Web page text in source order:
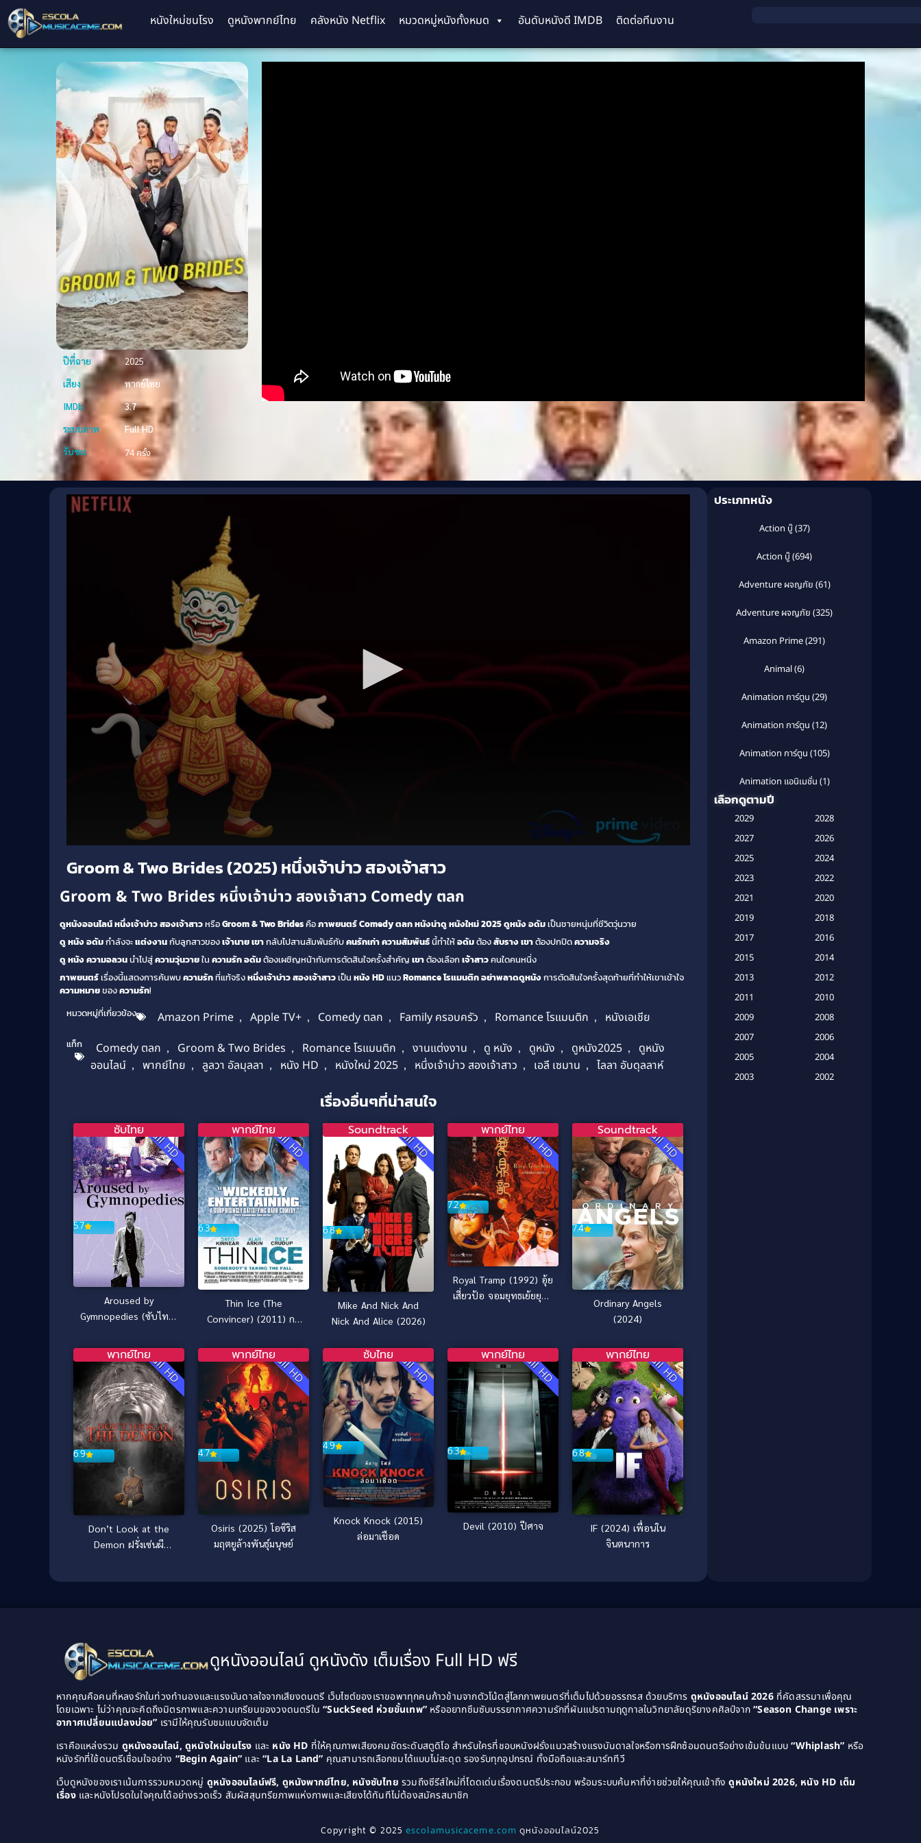
หนังใหม่ชนโรง ดูหนังพากย์ไทย คลังหนัง Netflix หมวดหมู่หนังทั้งหมด อันดับหนังดี IMDB ติดต่อทีมงาน
ปีที่ฉาย
2025
เสียง
พากย์ไทย
IMDb
3.7
ระบบภาพ
Full HD
รับชม
74 ครั้ง
90%
Groom & Two Brides (2025) หนึ่งเจ้าบ่าว สองเจ้าสาว
Groom & Two Brides หนึ่งเจ้าบ่าว สองเจ้าสาว Comedy ตลก
ดูหนังออนไลน์ หนึ่งเจ้าบ่าว สองเจ้าสาวหรือGroom & Two Bridesคือภาพยนตร์Comedy ตลกหนังน่าดู หนังใหม่ 2025ดูหนังอดัมเป็นชายหนุ่มที่ชีวิตวุ่นวาย
ดู หนังอดัมกำลังจะแต่งงานกับลูกสาวของเจ้านายเขากลับไปสานสัมพันธ์กับคนรักเก่าความสัมพันธ์นี้ทำให้อดัมต้องสับรางเขาต้องปกปิดความจริง
ดู หนังความอลวนนำไปสู่ความวุ่นวายใน ความรักอดัมต้องเผชิญหน้ากับการตัดสินใจครั้งสำคัญ เขาต้องเลือกเจ้าสาวคนใดคนหนึ่ง
ภาพยนตร์เรื่องนี้แสดงการค้นพบความรักที่แท้จริงหนึ่งเจ้าบ่าว สองเจ้าสาวเป็น หนัง HDแนวRomance โรแมนติกอย่าพลาดดูหนังการตัดสินใจครั้งสุดท้ายที่ทำให้เขาเข้าใจ
ความหมายของความรัก!
หมวดหมู่ที่เกี่ยวข้อง
Amazon Prime , Apple TV+ , Comedy ตลก , Family ครอบครัว , Romance โรแมนติก , หนังเอเชีย
แท็ก Comedy ตลก , Groom & Two Brides , Romance โรแมนติก , งานแต่งงาน , ดู หนัง , ดูหนัง , ดูหนัง2025 ,
ดูหนัง
ออนไลน์ , พากย์ไทย , ลูลวา อัลมุลลา , หนัง HD , หนังใหม่ 2025 , หนึ่งเจ้าบ่าว สองเจ้าสาว , เอลี เซมาน , ไลลา อับดุลลาห์
เรื่องอื่นๆที่น่าสนใจ
Full HD
5.7
ซับไทย
Aroused by
Gymnopedies (ซับไทย)
Full HD
6.3
พากย์ไทย
Thin Ice (The
Convincer) (2011) กล
ฝัน
Full HD
6.8
Soundtrack
Mike And Nick And
Nick And Alice (2026)
Full HD
7.2
พากย์ไทย
Royal Tramp (1992) อุ้ย
เสี่ยวป้อ จอมยุทธเย้ยยุทธ
Full HD
7.4
Soundtrack
Ordinary Angels
(2024)
Full HD
6.9
พากย์ไทย
Don’t Look at the
Demon ฝรั่งเซ่นผี
Full HD
4.7
พากย์ไทย
Osiris (2025) โอซิริส
มฤตยูล้างพันธุ์มนุษย์
Full HD
4.9
ซับไทย
Knock Knock (2015)
ล่อมาเชือด
Full HD
6.3
พากย์ไทย
Devil (2010) ปีศาจ
Full HD
6.8
พากย์ไทย
IF (2024) เพื่อนใน
จินตนาการ
ประเภทหนัง
Action บู๊(37)
Action บู๊(694)
Adventure ผจญภัย (61)
Adventure ผจญภัย (325)
Amazon Prime(291)
Animal(6)
Animation การ์ตูน (29)
Animation การ์ตูน (12)
Animation การ์ตูน (105)
Animation แอนิเมชั่น (1)
(120)
Based on a True Story สร้างจาก
Based on a True Story เรื่องจริง
Based on a True Story เรื่องจริง
Based on Novel (6)
Detective สืบสวน(40)
Disney+(42)
Documentary สารคดี (4)
เลือกดูตามปี
2029
2028
2027
2026
2025
2024
2023
2022
2021
2020
2019
2018
2017
2016
2015
2014
2013
2012
2011
2010
2009
2008
2007
2006
2005
2004
2003
2002
ดูหนังออนไลน์ ดูหนังดัง เต็มเรื่อง Full HD ฟรี
หากคุณคือคนที่หลงรักในท่วงทำนองและแรงบันดาลใจจากเสียงดนตรี เว็บไซต์ของเราขอพาทุกคนก้าวข้ามจากตัวโน้ตสู่โลกภาพยนตร์ที่เต็มไปด้วยอรรถรส ด้วยบริการ ดูหนังออนไลน์ 2026ที่คัดสรรมาเพื่อคุณ
โดยเฉพาะ ไม่ว่าคุณจะคิดถึงมิตรภาพและความเกรียนของวงดนตรีใน“SuckSeed ห่วยขั้นเทพ” หรืออยากซึมซับบรรยากาศความรักที่ผันแปรตามฤดูกาลในวิทยาลัยดุริยางคศิลป์จาก“Season Change เพราะ
อากาศเปลี่ยนแปลงบ่อย” เรามีให้คุณรับชมแบบจัดเต็ม
เราคือแหล่งรวม ดูหนังออนไลน์, ดูหนังใหม่ชนโรง และ หนัง HD ที่ให้คุณภาพเสียงคมชัดระดับสตูดิโอ สำหรับใครที่ชอบหนังฝรั่งแนวสร้างแรงบันดาลใจหรือการฝึกซ้อมดนตรีอย่างเข้มข้นแบบ“Whiplash” หรือ
หนังรักที่ใช้ดนตรีเชื่อมใจอย่าง “Begin Again” และ“La La Land” คุณสามารถเลือกชมได้แบบไม่สะดุด รองรับทุกอุปกรณ์ ทั้งมือถือและสมาร์ททีวี
เว็บดูหนังของเราเน้นการรวมหมวดหมู่ ดูหนังออนไลน์ฟรี, ดูหนังพากย์ไทย, หนังซับไทย รวมถึงซีรีส์ใหม่ที่โดดเด่นเรื่องดนตรีประกอบ พร้อมระบบค้นหาที่ง่ายช่วยให้คุณเข้าถึงดูหนังใหม่ 2026, หนัง HD เต็ม
เรื่องและหนังโปรดในใจคุณได้อย่างรวดเร็ว สัมผัสสุนทรียภาพแห่งภาพและเสียงได้ทันทีไม่ต้องสมัครสมาชิก
Copyright © 2025escolamusicaceme.com ดูหนังออนไลน์2025